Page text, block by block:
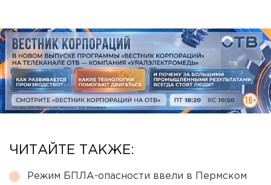
ЧИТАЙТЕ ТАКЖЕ:
Режим БПЛА-опасности ввели в Пермском